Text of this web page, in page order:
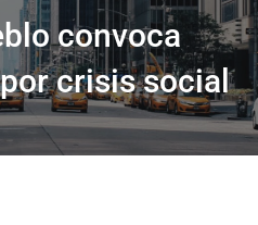
convoca
crisis social